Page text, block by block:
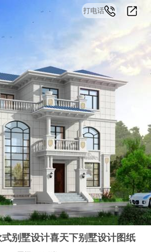
打电话
别墅设计喜天下别墅设计图纸